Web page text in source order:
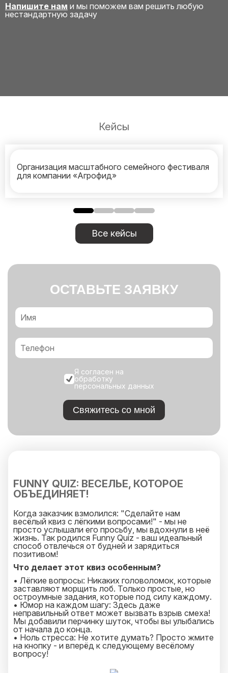
Напишите нам и мы поможем вам решить любую
нестандартную задачу
Кейсы
Организация масштабного семейного фестиваля
для компании «Агрофид»
Все кейсы
ОСТАВЬТЕ ЗАЯВКУ
Я согласен на
обработку
персональных данных
Свяжитесь со мной
FUNNY QUIZ: ВЕСЕЛЬЕ, КОТОРОЕ
ОБЪЕДИНЯЕТ!
Когда заказчик взмолился: "Сделайте нам
весёлый квиз с лёгкими вопросами!" - мы не
просто услышали его просьбу, мы вдохнули в неё
жизнь. Так родился Funny Quiz - ваш идеальный
способ отвлечься от будней и зарядиться
позитивом!
Что делает этот квиз особенным?
• Лёгкие вопросы: Никаких головоломок, которые
заставляют морщить лоб. Только простые, но
остроумные задания, которые под силу каждому.
• Юмор на каждом шагу: Здесь даже
неправильный ответ может вызвать взрыв смеха!
Мы добавили перчинку шуток, чтобы вы улыбались
от начала до конца.
• Ноль стресса: Не хотите думать? Просто жмите
на кнопку - и вперёд к следующему весёлому
вопросу!
Почему стоит заказать Funny Quiz?